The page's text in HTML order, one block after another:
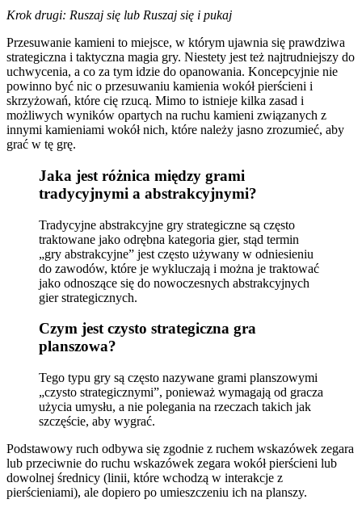
Krok drugi: Ruszaj się lub Ruszaj się i pukaj
Przesuwanie kamieni to miejsce, w którym ujawnia się prawdziwa
strategiczna i taktyczna magia gry. Niestety jest też najtrudniejszy do
uchwycenia, a co za tym idzie do opanowania. Koncepcyjnie nie
powinno być nic o przesuwaniu kamienia wokół pierścieni i
skrzyżowań, które cię rzucą. Mimo to istnieje kilka zasad i
możliwych wyników opartych na ruchu kamieni związanych z
innymi kamieniami wokół nich, które należy jasno zrozumieć, aby
grać w tę grę.
Jaka jest różnica między grami
tradycyjnymi a abstrakcyjnymi?
Tradycyjne abstrakcyjne gry strategiczne są często
traktowane jako odrębna kategoria gier, stąd termin
„gry abstrakcyjne” jest często używany w odniesieniu
do zawodów, które je wykluczają i można je traktować
jako odnoszące się do nowoczesnych abstrakcyjnych
gier strategicznych.
Czym jest czysto strategiczna gra
planszowa?
Tego typu gry są często nazywane grami planszowymi
„czysto strategicznymi”, ponieważ wymagają od gracza
użycia umysłu, a nie polegania na rzeczach takich jak
szczęście, aby wygrać.
Podstawowy ruch odbywa się zgodnie z ruchem wskazówek zegara
lub przeciwnie do ruchu wskazówek zegara wokół pierścieni lub
dowolnej średnicy (linii, które wchodzą w interakcje z
pierścieniami), ale dopiero po umieszczeniu ich na planszy.